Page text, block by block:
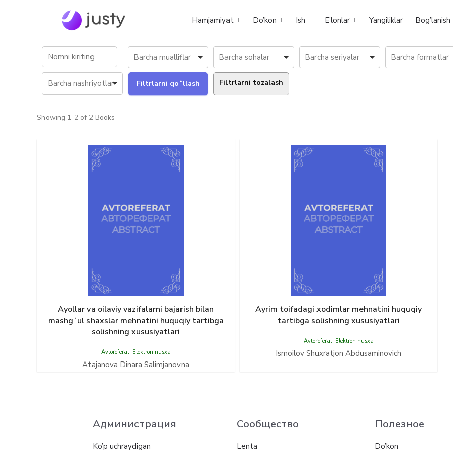
Hamjamiyat Do’kon Ish E’lonlar Yangiliklar Bog’lanish
Filtrlarni tozalash
Showing 1-2 of 2 Books
Ayollar va oilaviy vazifalarni bajarish bilan
mashgʻul shaxslar mehnatini huquqiy tartibga
solishning xususiyatlari
Avtoreferat, Elektron nusxa
Atajanova Dinara Salimjanovna
Ayrim toifadagi xodimlar mehnatini huquqiy
tartibga solishning xususiyatlari
Avtoreferat, Elektron nusxa
Ismoilov Shuxratjon Abdusaminovich
Администрация
Ko’p uchraydigan
Сообщество
Lenta
Полезное
Do’kon